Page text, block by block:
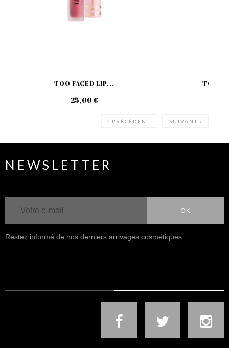
TOO FACED LIP...
25,00 €
TOO
PRÉCÉDENT SUIVANT
NEWSLETTER
OK
Restez informé de nos derniers arrivages cosmétiques.